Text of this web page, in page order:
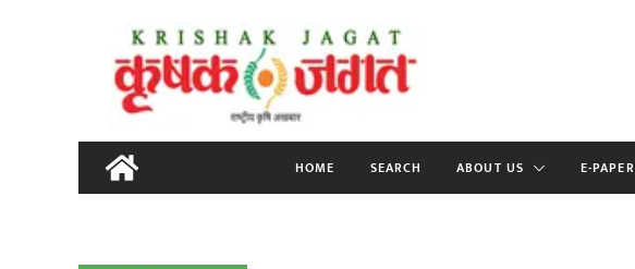
content
HOME SEARCH ABOUT US E-PAPER